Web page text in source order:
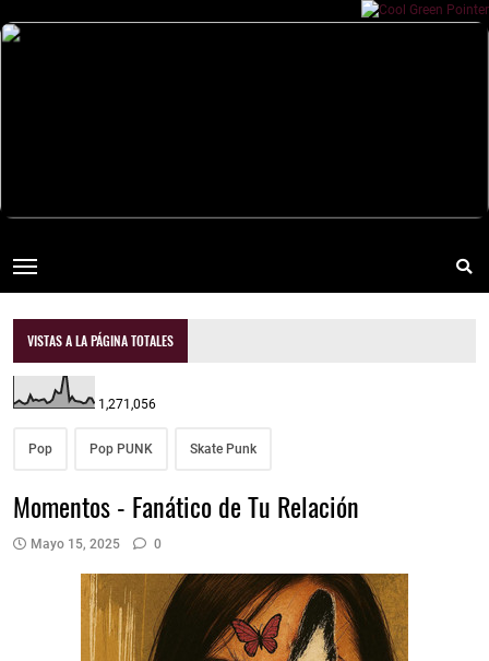
VISTAS A LA PÁGINA TOTALES
1,271,056
Pop Pop PUNK Skate Punk
Momentos - Fanático de Tu Relación
Mayo 15, 2025 0